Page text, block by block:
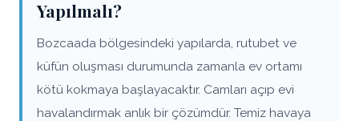
Yapılmalı?
Bozcaada bölgesindeki yapılarda, rutubet ve
küfün oluşması durumunda zamanla ev ortamı
kötü kokmaya başlayacaktır. Camları açıp evi
havalandırmak anlık bir çözümdür. Temiz havaya